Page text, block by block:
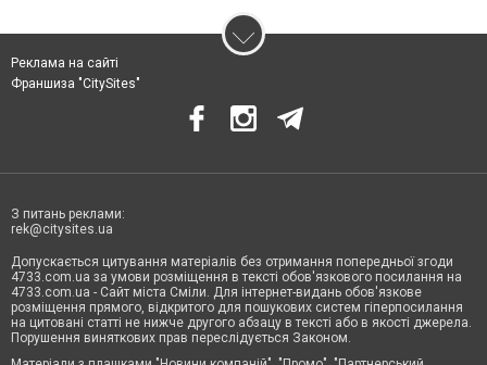
Реклама на сайті
Франшиза "CitySites"
З питань реклами:
rek@citysites.ua
Допускається цитування матеріалів без отримання попередньої згоди
4733.com.ua за умови розміщення в тексті обов'язкового посилання на
4733.com.ua - Сайт міста Сміли. Для інтернет-видань обов'язкове
розміщення прямого, відкритого для пошукових систем гіперпосилання
на цитовані статті не нижче другого абзацу в тексті або в якості джерела.
Порушення виняткових прав переслідується Законом.